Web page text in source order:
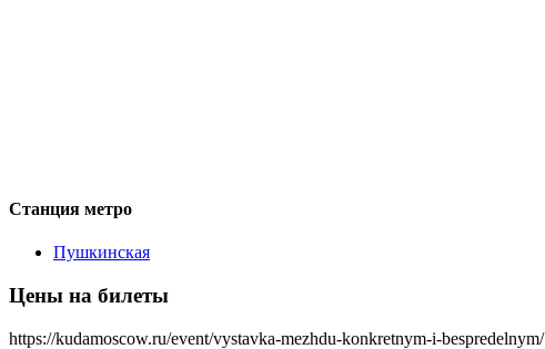
Станция метро
Пушкинская
Цены на билеты
https://kudamoscow.ru/event/vystavka-mezhdu-konkretnym-i-bespredelnym/